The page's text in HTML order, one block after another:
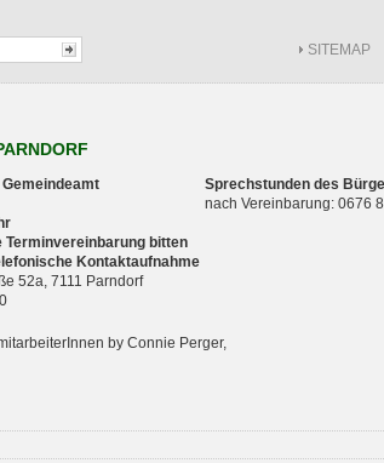
SITEMAP
im Gemeindeamt
Terminvereinbarung bitten
Kontaktaufnahme
52a, 7111 Parndorf
Sprechstunden des
nach Vereinbarung: 0676
by Connie Perger,